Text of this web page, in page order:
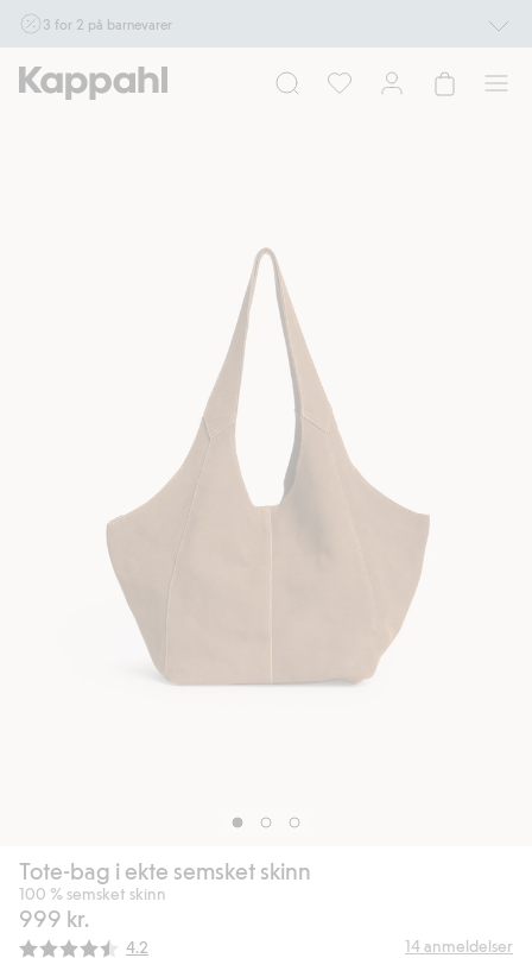
3 for 2 på barnevarer
17/8 i butikk & online for deg som er eller blir medlem. Kan ikke kombineres med
andre tilbud eller rabatter.
Tote-bag i ekte semsket skinn
100 % semsket skinn
999 kr.
Gjennomsnittskarakter:
4.2 14anmeldelser